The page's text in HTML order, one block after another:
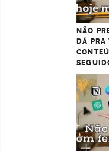
NÃO
DÁ PRA